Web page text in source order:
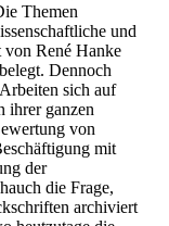
Themen
und
René Hanke
Dennoch
sich auf
ihrer ganzen
von
mit
der
die Frage,
archiviert